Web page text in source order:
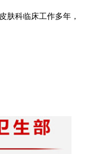
肤科临床工作多年，